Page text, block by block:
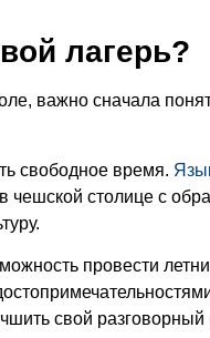
лагерь?
важно сначала
свободное время.
чешской столице с
провести
свой разговорный